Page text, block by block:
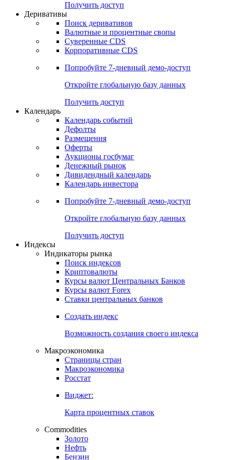
Попробуйте7-дневный
Откройте глобальную базу данных
Получить доступ
Деривативы
Валютные и процентные свопы
Корпоративные CDS
Попробуйте7-дневный
Откройте глобальную базу данных
Получить доступ
Календарь
Календарь событий
Дефолты
Размещения
Оферты
Денежный рынок
Календарь инвестора
Попробуйте7-дневный
Откройте глобальную базу данных
Получить доступ
Индикаторы рынка
Поиск индексов
Курсы валют Центральных Банков
Ставки центральных банков
Создать индекс
Возможность создания своего индекса
Страницы стран
Росстат
Виджет:
Карта процентных ставок